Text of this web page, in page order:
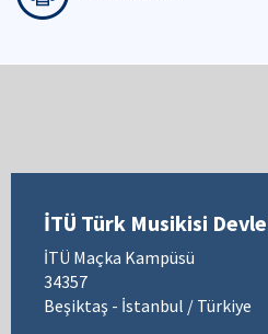
İTÜ Türk Musikisi
İTÜ Maçka Kampüsü
34357
Beşiktaş - İstanbul / Türkiye